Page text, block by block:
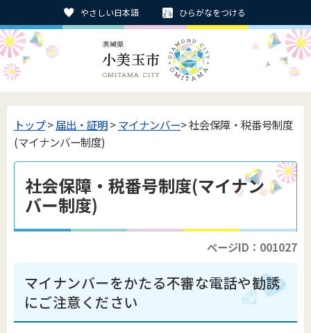
やさしい日本語 ひらがなをつける
トップ>届出・証明>マイナンバー> 社会保障・税番号制度
(マイナンバー制度)
社会保障・税番号制度(マイナン
バー制度)
ページID：001027
マイナンバーをかたる不審な電話や勧誘
にご注意ください